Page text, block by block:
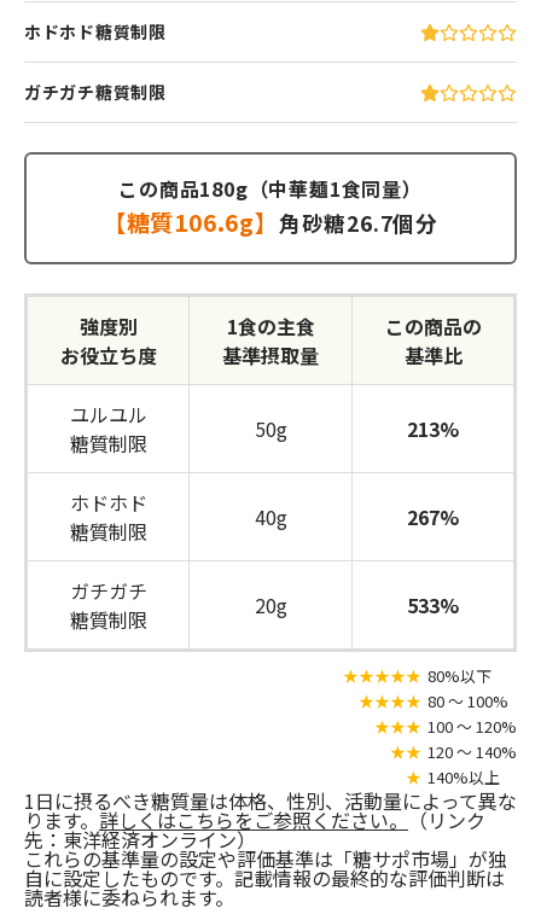
ホドホド糖質制限
ガチガチ糖質制限
この商品180g（中華麺1食同量）
【糖質106.6g】 角砂糖26.7個分
強度別
お役立ち度
1食の主食
基準摂取量
この商品の
基準比
ユルユル
糖質制限
50g 213%
ホドホド
糖質制限
40g 267%
ガチガチ
糖質制限
20g 533%
★★★★★ 80%以下
★★★★ 80 〜 100%
★★★ 100 〜 120%
★★ 120 〜 140%
★ 140%以上
1日に摂るべき糖質量は体格、性別、活動量によって異な
ります。 詳しくはこちらをご参照ください。 （リンク
先：東洋経済オンライン）
これらの基準量の設定や評価基準は「糖サポ市場」が独
自に設定したものです。記載情報の最終的な評価判断は
読者様に委ねられます。